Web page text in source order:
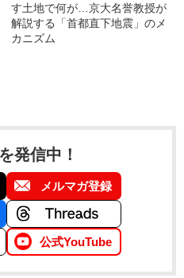
す土地で何が…京大名誉教授が
解説する「首都直下地震」のメ
カニズム
発信中！
メルマガ登録
公式YouTube